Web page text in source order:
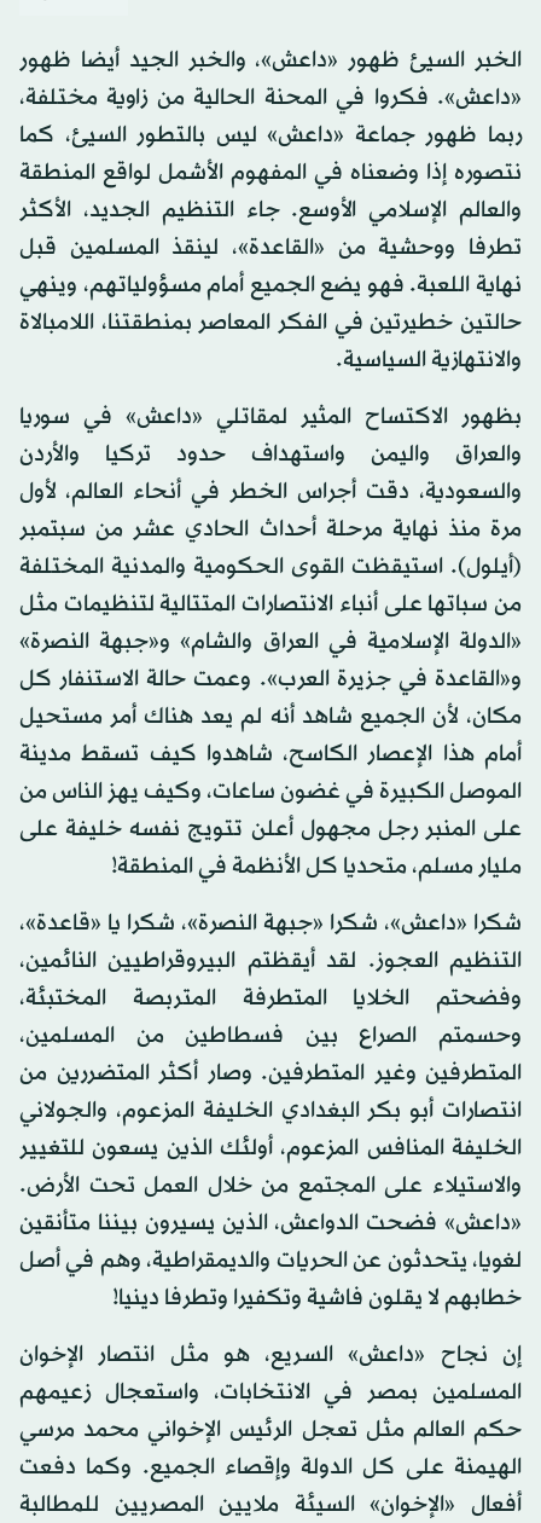
الخبر السيئ ظهور «داعش»، والخبر الجيد أيضا ظهور
«داعش». فكروا في المحنة الحالية من زاوية مختلفة،
ربما ظهور جماعة «داعش» ليس بالتطور السيئ، كما
نتصوره إذا وضعناه في المفهوم الأشمل لواقع المنطقة
والعالم الإسلامي الأوسع. جاء التنظيم الجديد، الأكثر
تطرفا ووحشية من «القاعدة»، لينقذ المسلمين قبل
نهاية اللعبة. فهو يضع الجميع أمام مسؤولياتهم، وينهي
حالتين خطيرتين في الفكر المعاصر بمنطقتنا، اللامبالاة
والانتهازية السياسية.
بظهور الاكتساح المثير لمقاتلي «داعش» في سوريا
والعراق واليمن واستهداف حدود تركيا والأردن
والسعودية، دقت أجراس الخطر في أنحاء العالم، لأول
مرة منذ نهاية مرحلة أحداث الحادي عشر من سبتمبر
(أيلول). استيقظت القوى الحكومية والمدنية المختلفة
من سباتها على أنباء الانتصارات المتتالية لتنظيمات مثل
«الدولة الإسلامية في العراق والشام» و«جبهة النصرة»
و«القاعدة في جزيرة العرب». وعمت حالة الاستنفار كل
مكان، لأن الجميع شاهد أنه لم يعد هناك أمر مستحيل
أمام هذا الإعصار الكاسح، شاهدوا كيف تسقط مدينة
الموصل الكبيرة في غضون ساعات، وكيف يهز الناس من
على المنبر رجل مجهول أعلن تتويج نفسه خليفة على
مليار مسلم، متحديا كل الأنظمة في المنطقة!
شكرا «داعش»، شكرا «جبهة النصرة»، شكرا يا «قاعدة»،
التنظيم العجوز. لقد أيقظتم البيروقراطيين النائمين،
وفضحتم الخلايا المتطرفة المتربصة المختبئة،
وحسمتم الصراع بين فسطاطين من المسلمين،
المتطرفين وغير المتطرفين. وصار أكثر المتضررين من
انتصارات أبو بكر البغدادي الخليفة المزعوم، والجولاني
الخليفة المنافس المزعوم، أولئك الذين يسعون للتغيير
والاستيلاء على المجتمع من خلال العمل تحت الأرض.
«داعش» فضحت الدواعش، الذين يسيرون بيننا متأنقين
لغويا، يتحدثون عن الحريات والديمقراطية، وهم في أصل
خطابهم لا يقلون فاشية وتكفيرا وتطرفا دينيا!
إن نجاح «داعش» السريع، هو مثل انتصار الإخوان
المسلمين بمصر في الانتخابات، واستعجال زعيمهم
حكم العالم مثل تعجل الرئيس الإخواني محمد مرسي
الهيمنة على كل الدولة وإقصاء الجميع. وكما دفعت
أفعال «الإخوان» السيئة ملايين المصريين للمطالبة